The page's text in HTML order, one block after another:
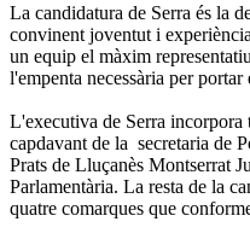
La candidatura de Serra és la
convinent joventut i
un equip el màxim
l'empenta necessària per
L'executiva de Serra
capdavant de la secretaria de
Prats de Lluçanès Montserrat
Parlamentària. La resta de la
quatre comarques que